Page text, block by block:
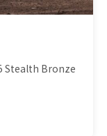
Stealth Bronze